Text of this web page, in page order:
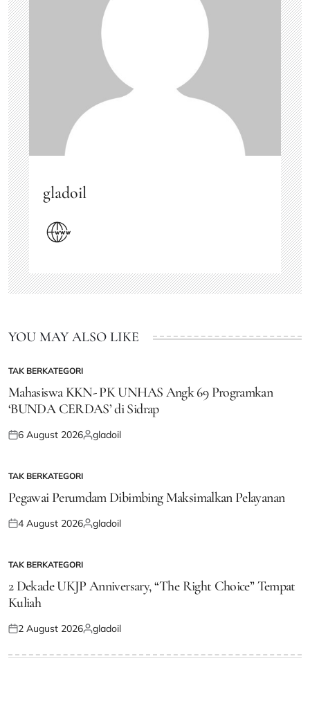
gladoil
YOU MAY ALSO LIKE
POSTED
IN
TAK BERKATEGORI
Mahasiswa KKN- PK UNHAS Angk 69 Programkan
‘BUNDA CERDAS’ di Sidrap
Posted
6 August 2026Posted
gladoil
POSTED
IN
TAK BERKATEGORI
Pegawai Perumdam Dibimbing Maksimalkan Pelayanan
Posted
4 August 2026Posted
gladoil
POSTED
TAK BERKATEGORI
2 Dekade UKJP Anniversary, “The Right Choice” Tempat
Kuliah
Posted
2 August 2026Posted
gladoil